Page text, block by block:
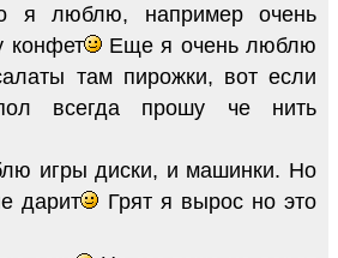
я люблю, например очень
конфет
Еще я очень люблю
там пирожки, вот если
всегда прошу че нить
игры диски, и машинки. Но
дарит
Грят я вырос но это